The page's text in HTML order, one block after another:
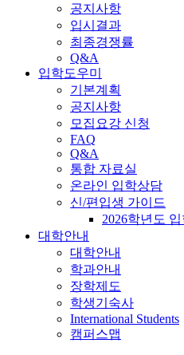
공지사항
입시결과
최종경쟁률
Q&A
입학도우미
기본계획
공지사항
모집요강 신청
FAQ
Q&A
통합 자료실
온라인 입학상담
신/편입생 가이드
2026학년도
대학안내
대학안내
학과안내
장학제도
학생기숙사
International Students
캠퍼스맵